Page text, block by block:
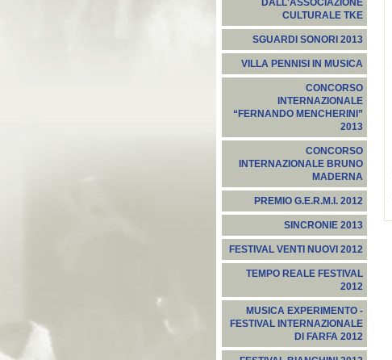
DALL'ASSOCIAZIONE
CULTURALE TKE
SGUARDI SONORI 2013
VILLA PENNISI IN MUSICA
CONCORSO
INTERNAZIONALE
“FERNANDO MENCHERINI”
2013
CONCORSO
INTERNAZIONALE BRUNO
MADERNA
PREMIO G.E.R.M.I. 2012
SINCRONIE 2013
FESTIVAL VENTI NUOVI 2012
TEMPO REALE FESTIVAL
2012
MUSICA EXPERIMENTO -
FESTIVAL INTERNAZIONALE
DI FARFA 2012